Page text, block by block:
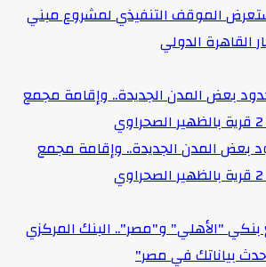
الموقف التنفيذي لمشروع مبني
بعض المدن الجديدة.. وإقامة مجمع